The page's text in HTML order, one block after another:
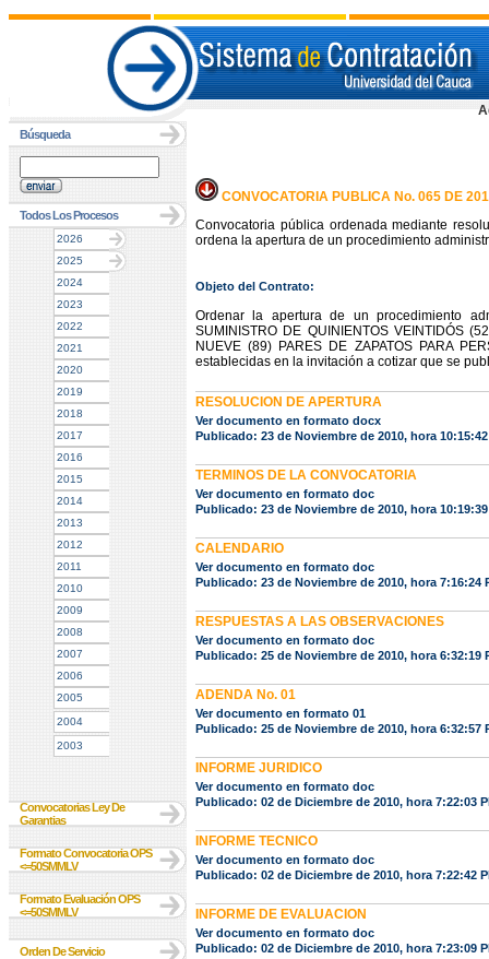
Búsqueda
Todos Los Procesos
2026
2025
2024
2023
2022
2021
2020
2019
2018
2017
2016
2015
2014
2013
2012
2011
2010
2009
2008
2007
2006
2005
2004
2003
Convocatorias Ley De
Garantias
Formato Convocatoria OPS
<=50SMMLV
Formato Evaluación OPS
<=50SMMLV
Orden De Servicio
CONVOCATORIA PUBLICA No. 065 DE
Convocatoria pública ordenada mediante
ordena la apertura de un procedimiento
Objeto del Contrato:
Ordenar la apertura de un procedimiento
SUMINISTRO DE QUINIENTOS VEINTIDÓS
NUEVE (89) PARES DE ZAPATOS PARA
establecidas en la invitación a cotizar que se
RESOLUCION DE APERTURA
Ver documento en formato docx
Publicado: 23 de Noviembre de 2010, hora
TERMINOS DE LA CONVOCATORIA
Ver documento en formato doc
Publicado: 23 de Noviembre de 2010, hora
CALENDARIO
Ver documento en formato doc
Publicado: 23 de Noviembre de 2010, hora 7:16:24
RESPUESTAS A LAS OBSERVACIONES
Ver documento en formato doc
Publicado: 25 de Noviembre de 2010, hora 6:32:19
ADENDA No. 01
Ver documento en formato 01
Publicado: 25 de Noviembre de 2010, hora 6:32:57
INFORME JURIDICO
Ver documento en formato doc
Publicado: 02 de Diciembre de 2010, hora 7:22:03
INFORME TECNICO
Ver documento en formato doc
Publicado: 02 de Diciembre de 2010, hora 7:22:42
INFORME DE EVALUACION
Ver documento en formato doc
Publicado: 02 de Diciembre de 2010, hora 7:23:09